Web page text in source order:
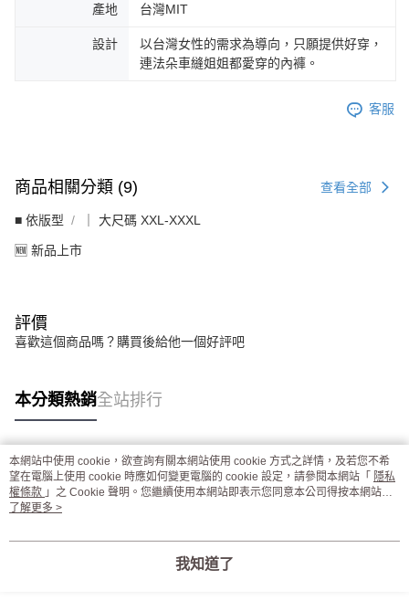
產地 台灣MIT
設計
以台灣女性的需求為導向，只願提供好穿，
連法朵車縫姐姐都愛穿的內褲。
客服
商品相關分類 (9) 查看全部
■ 依版型 ｜ 大尺碼 XXL-XXXL
🆕 新品上市
評價
喜歡這個商品嗎？購買後給他一個好評吧
本分類熱銷全站排行
熱門標籤
本網站中使用 cookie，欲查詢有關本網站使用 cookie 方式之詳情，及若您不希
望在電腦上使用 cookie 時應如何變更電腦的 cookie 設定，請參閱本網站「 隱私
權條款 」之 Cookie 聲明。您繼續使用本網站即表示您同意本公司得按本網站使
用條款之 Cookie 聲明使用 cookie。
了解更多 >
我知道了